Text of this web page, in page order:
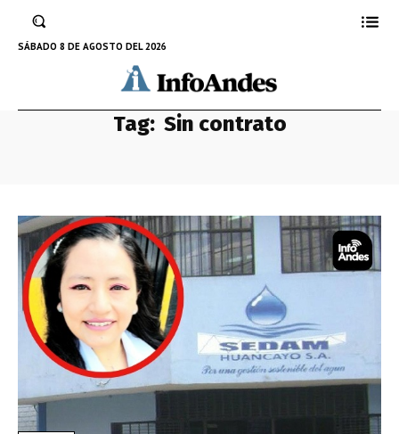
SÁBADO 8 DE AGOSTO DEL 2026
Tag: Sin contrato